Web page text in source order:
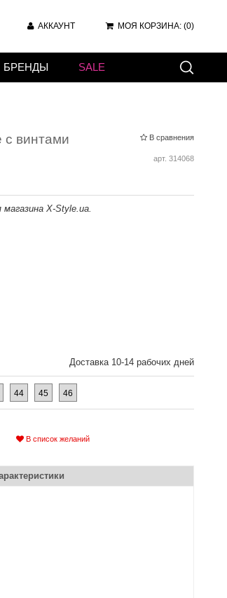
АККАУНТ МОЯ КОРЗИНА: (0)
В сравнения
с винтами
арт. 314068
магазина X-Style.ua.
Доставка 10-14 рабочих дней
44 45 46
В список желаний
БРЕНДЫ SALE